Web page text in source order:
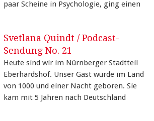
paar Scheine in Psychologie, ging einen
Svetlana Quindt / Podcast-
Sendung No. 21
Heute sind wir im Nürnberger Stadtteil
Eberhardshof. Unser Gast wurde im Land
von 1000 und einer Nacht geboren. Sie
kam mit 5 Jahren nach Deutschland